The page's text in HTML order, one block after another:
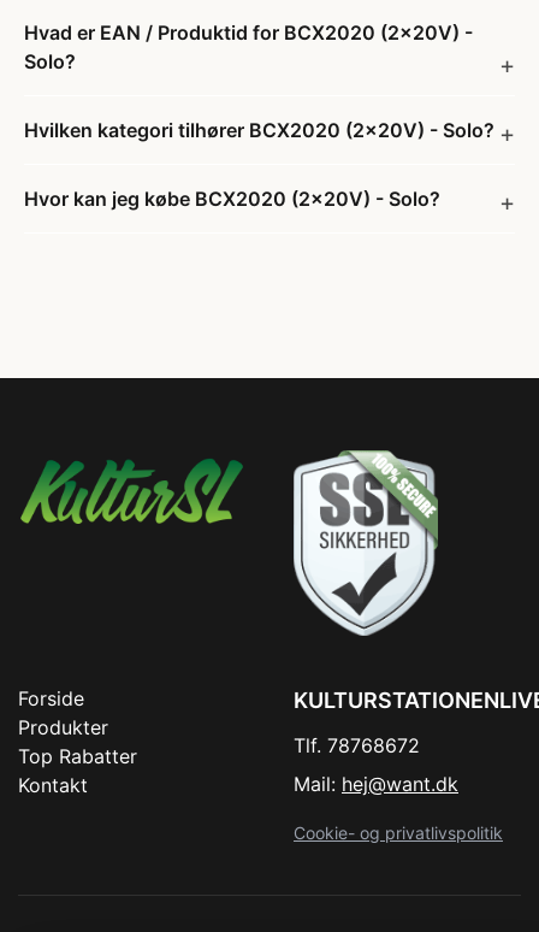
Hvad er EAN / Produktid for BCX2020 (2x20V) -
Solo?
Hvilken kategori tilhører BCX2020 (2x20V) - Solo?
Hvor kan jeg købe BCX2020 (2x20V) - Solo?
Forside
Produkter
Top Rabatter
Kontakt
Tlf. 78768672
Mail: hej@want.dk
Cookie- og privatlivspolitik